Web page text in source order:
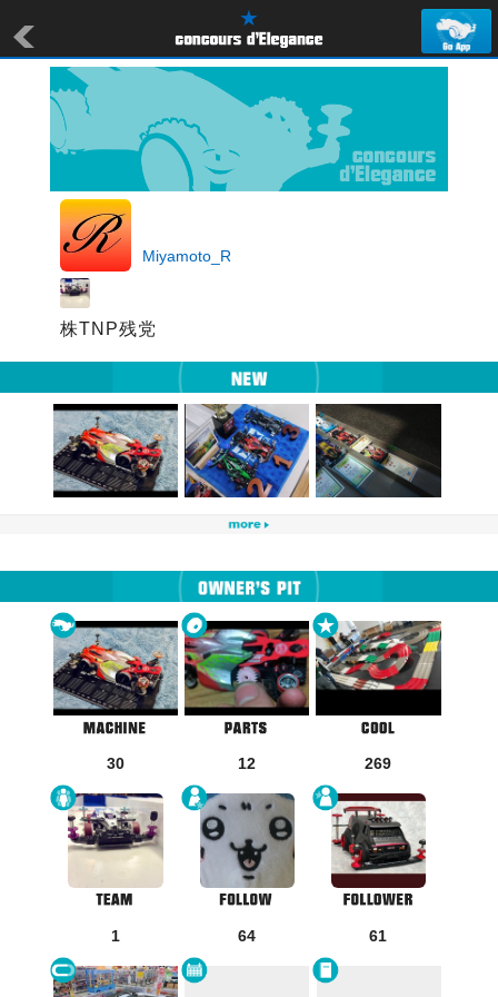
Miyamoto_R
株TNP残党
30 12 269
1 64 61